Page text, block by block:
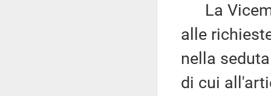
La
alle
nella
di cui